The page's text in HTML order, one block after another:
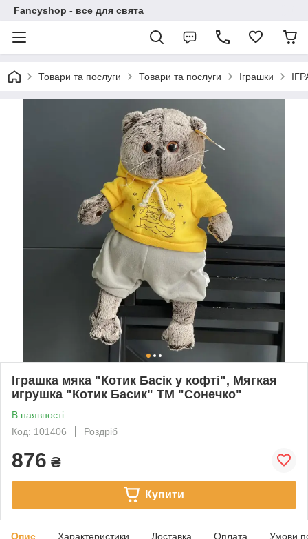
Fancyshop - все для свята
Товари та послуги Товари та послуги Іграшки
Іграшка мяка "Котик Басік у кофті", Мягкая
игрушка "Котик Басик" ТМ "Сонечко"
В наявності
Код: 101406
Роздріб
876 ₴
Купити
Опис Характеристики Доставка Оплата Умови